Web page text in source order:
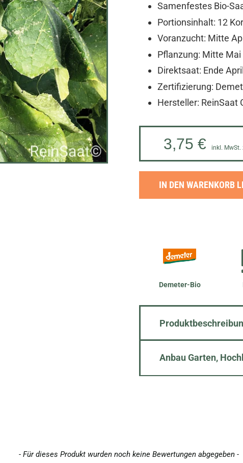
Samenfestes Bio-
Portionsinhalt: 12
Voranzucht: Mitte
Pflanzung: Mitte
Direktsaat: Ende
Zertifizierung:
Hersteller: ReinSaat
3,75 € inkl.
IN DEN WARENKORB
Demeter-Bio
Anbau Garten,
- Für dieses Produkt wurden noch keine Bewertungen abgegeben -